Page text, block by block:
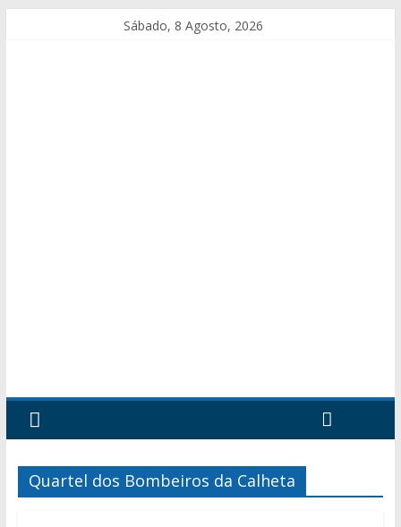
Sábado, 8 Agosto, 2026
Quartel dos Bombeiros da Calheta